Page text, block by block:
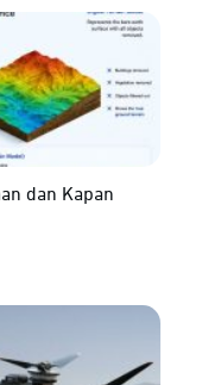
dan Kapan